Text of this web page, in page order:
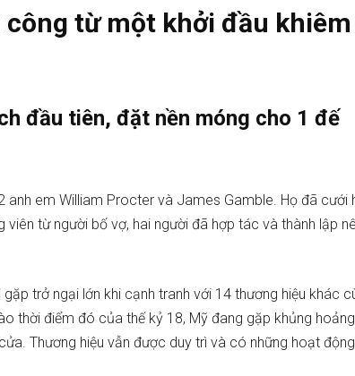
từ một khởi đầu khiêm
đầu tiên, đặt nền móng cho 1 đế
em William Procter và James Gamble. Họ đã cưới
từ người bố vợ, hai người đã hợp tác và thành lập
trở ngại lớn khi cạnh tranh với 14 thương hiệu khác
thời điểm đó của thế kỷ 18, Mỹ đang gặp khủng
Thương hiệu vẫn được duy trì và có những hoạt động